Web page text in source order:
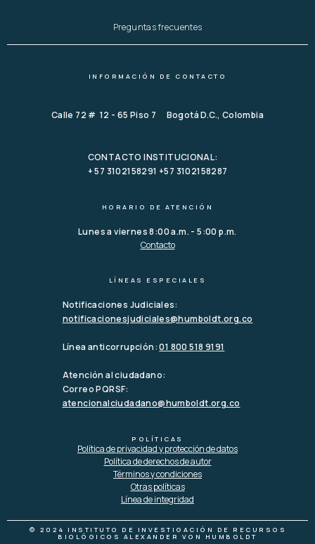
Preguntas frecuentes
INFORMACIÓN DE CONTACTO
Calle 72 # 12 - 65 Piso 7 Bogotá D.C., Colombia
CONTACTO INSTITUCIONAL:
+ 57 3102158291 +57 3102158287
HORARIO DE ATENCIÓN
Lunes a viernes 8:00 a.m. - 5:00 p.m.
Contacto
LÍNEAS ESPECIALES
Notificaciones Judiciales:
notificacionesjudiciales@humboldt.org.co
Línea anticorrupción:01 800 518 9191
Atención al ciudadano:
Correo PQRSF:
atencionalciudadano@humboldt.org.co
POLÍTICAS
Política de privacidad y protección de datos
Política de derechos de autor
Términos y condiciones
Otras políticas
Línea de integridad
© 2024 INSTITUTO DE INVESTIGACIÓN DE RECURSOS
BIOLÓGICOS ALEXANDER VON HUMBOLDT